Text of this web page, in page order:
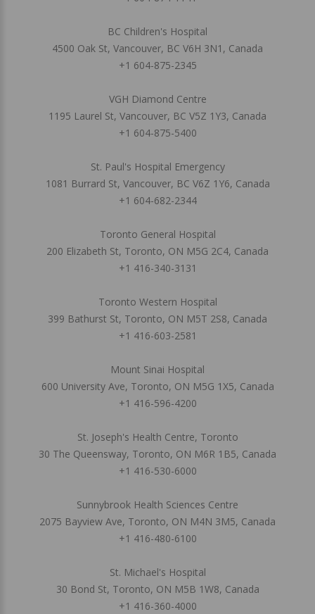
BC Children's Hospital
4500 Oak St, Vancouver, BC V6H 3N1, Canada
+1 604-875-2345
VGH Diamond Centre
1195 Laurel St, Vancouver, BC V5Z 1Y3, Canada
+1 604-875-5400
St. Paul's Hospital Emergency
1081 Burrard St, Vancouver, BC V6Z 1Y6, Canada
+1 604-682-2344
Toronto General Hospital
200 Elizabeth St, Toronto, ON M5G 2C4, Canada
+1 416-340-3131
Toronto Western Hospital
399 Bathurst St, Toronto, ON M5T 2S8, Canada
+1 416-603-2581
Mount Sinai Hospital
600 University Ave, Toronto, ON M5G 1X5, Canada
+1 416-596-4200
St. Joseph's Health Centre, Toronto
30 The Queensway, Toronto, ON M6R 1B5, Canada
+1 416-530-6000
Sunnybrook Health Sciences Centre
2075 Bayview Ave, Toronto, ON M4N 3M5, Canada
+1 416-480-6100
St. Michael's Hospital
30 Bond St, Toronto, ON M5B 1W8, Canada
+1 416-360-4000